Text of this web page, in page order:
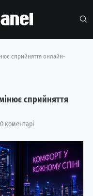
сприйняття онлайн-
сприйняття
0 коментарі